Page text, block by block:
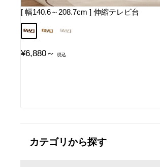
[ 幅140.6～208.7cm ] 伸縮テレビ台
ウォールナット
オークホワイト
販
¥6,880～
カテゴリから探す